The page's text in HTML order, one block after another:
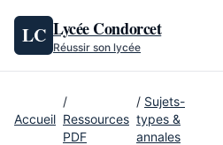
Aller au contenu
LC Lycée Condorcet
Réussir son lycée
Accueil
/
Ressources
PDF
/ Sujets-
types &
annales